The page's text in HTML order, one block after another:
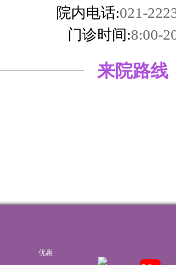
院内电话:021-
门诊时间:8:00-
来院路线
优惠